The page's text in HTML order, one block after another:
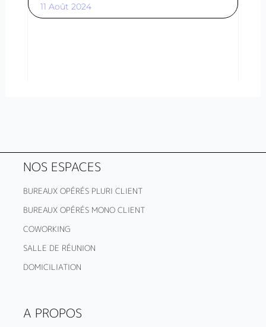
11 Août 2024
NOS ESPACES
BUREAUX OPÉRÉS PLURI CLIENT
BUREAUX OPÉRÉS MONO CLIENT
COWORKING
SALLE DE RÉUNION
DOMICILIATION
A PROPOS